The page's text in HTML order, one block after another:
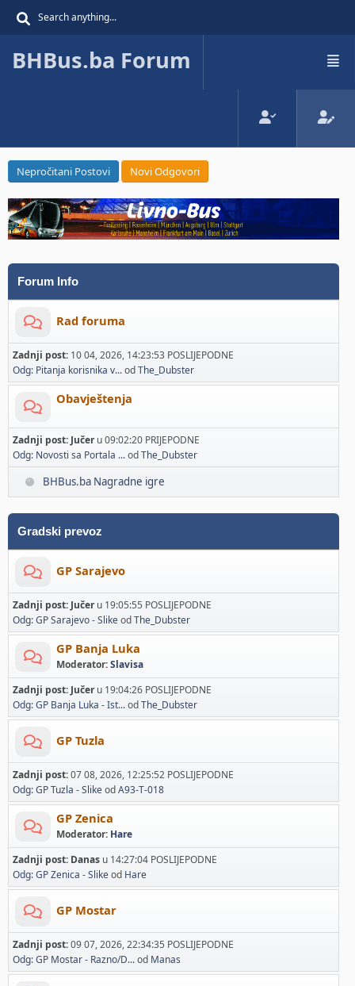
BHBus.ba Forum
Nepročitani Postovi Novi Odgovori
Forum Info
Rad foruma
Zadnji post: 10 04, 2026, 14:23:53 POSLIJEPODNE
Odg: Pitanja korisnika v...odThe_Dubster
Obavještenja
Zadnji post: Jučeru 09:02:20 PRIJEPODNE
Odg: Novosti sa Portala ...odThe_Dubster
BHBus.ba Nagradne igre
Gradski prevoz
GP Sarajevo
Zadnji post: Jučeru 19:05:55 POSLIJEPODNE
Odg: GP Sarajevo - SlikeodThe_Dubster
GP Banja Luka
Moderator:Slavisa
Zadnji post: Jučeru 19:04:26 POSLIJEPODNE
Odg: GP Banja Luka - Ist...odThe_Dubster
GP Tuzla
Zadnji post:07 08, 2026, 12:25:52 POSLIJEPODNE
Odg: GP Tuzla - SlikeodA93-T-018
GP Zenica
Moderator: Hare
Zadnji post: Danas u 14:27:04 POSLIJEPODNE
Odg: GP Zenica - Slikeod Hare
GP Mostar
Zadnji post:09 07, 2026, 22:34:35 POSLIJEPODNE
Odg: GP Mostar - Razno/D...od Manas